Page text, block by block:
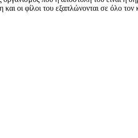
οι φίλοι του εξαπλώνονται σε όλο τον